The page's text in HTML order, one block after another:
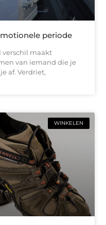
periode
verschil maakt
van iemand die je
af. Verdriet,
WINKELEN